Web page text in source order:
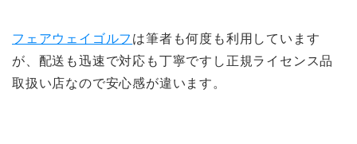
フェアウェイゴルフ は筆者も何度も利用しています
が、配送も迅速で対応も丁寧ですし正規ライセンス品
取扱い店なので安心感が違います。